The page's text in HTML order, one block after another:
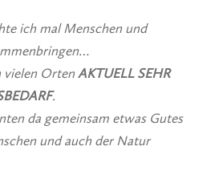
ich mal Menschen und
vielen OrtenAKTUELL SEHR
.
da gemeinsam etwas Gutes
und auch der Natur